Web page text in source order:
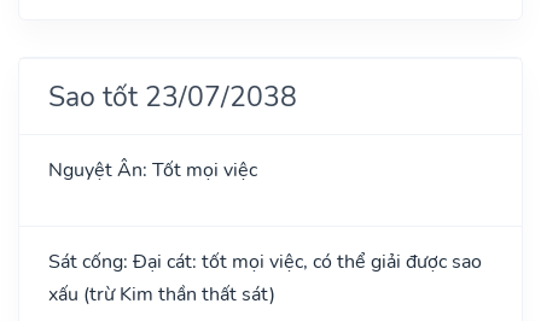
Sao tốt 23/07/2038
Nguyệt Ân: Tốt mọi việc
Sát cống: Đại cát: tốt mọi việc, có thể giải được sao
xấu (trừ Kim thần thất sát)